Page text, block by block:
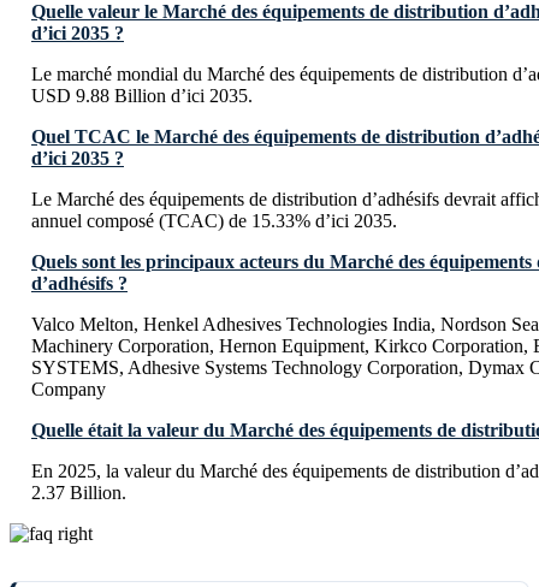
Quelle valeur le Marché des équipements de distribution
d’ici 2035 ?
Le marché mondial du Marché des équipements de distribution
USD 9.88 Billion d’ici 2035.
Quel TCAC le Marché des équipements de distribution
d’ici 2035 ?
Le Marché des équipements de distribution d’adhésifs devrait
annuel composé (TCAC) de 15.33% d’ici 2035.
Quels sont les principaux acteurs du Marché des
d’adhésifs ?
Valco Melton, Henkel Adhesives Technologies India, Nordson
Machinery Corporation, Hernon Equipment, Kirkco
SYSTEMS, Adhesive Systems Technology Corporation, Dymax
Company
Quelle était la valeur du Marché des équipements de
En 2025, la valeur du Marché des équipements de distribution
2.37 Billion.